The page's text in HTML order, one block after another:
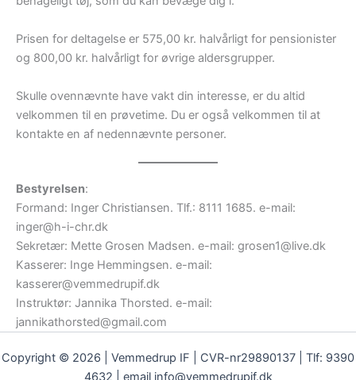
Prisen for deltagelse er 575,00 kr. halvårligt for pensionister
og 800,00 kr. halvårligt for øvrige aldersgrupper.
Skulle ovennævnte have vakt din interesse, er du altid
velkommen til en prøvetime. Du er også velkommen til at
kontakte en af nedennævnte personer.
Bestyrelsen:
Formand: Inger Christiansen. Tlf.: 8111 1685. e-mail:
inger@h-i-chr.dk
Sekretær: Mette Grosen Madsen. e-mail: grosen1@live.dk
Kasserer: Inge Hemmingsen. e-mail:
kasserer@vemmedrupif.dk
Instruktør: Jannika Thorsted. e-mail:
jannikathorsted@gmail.com
Copyright © 2026 | Vemmedrup IF | CVR-nr29890137 | Tlf: 9390
4632 | email info@vemmedrupif.dk